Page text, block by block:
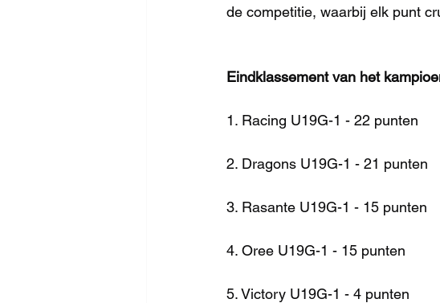
de competitie, waarbij elk punt
Eindklassement van het
1. Racing U19G-1 - 22 punten
2. Dragons U19G-1 - 21 punten
3. Rasante U19G-1 - 15 punten
4. Oree U19G-1 - 15 punten
5. Victory U19G-1 - 4 punten